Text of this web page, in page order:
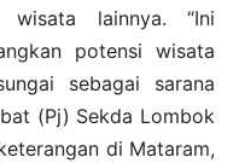
lainnya. “Ini
potensi wisata
sebagai sarana
(Pj) Sekda Lombok
di Mataram,